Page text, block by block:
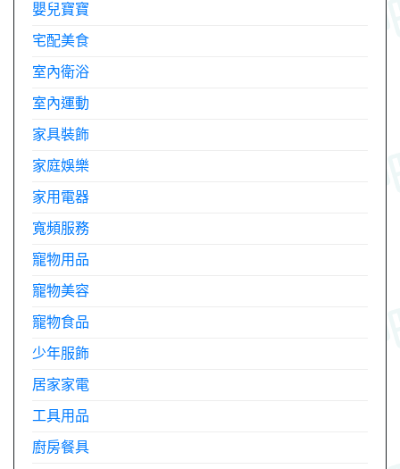
嬰兒寶寶
宅配美食
室內衛浴
室內運動
家具裝飾
家庭娛樂
家用電器
寬頻服務
寵物用品
寵物美容
寵物食品
少年服飾
居家家電
工具用品
廚房餐具